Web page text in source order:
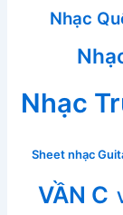
Nhạc
Nhạc
Sheet nhạc
VẦN C